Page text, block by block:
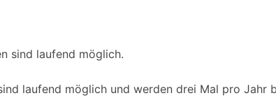
sind laufend möglich.
laufend möglich und werden drei Mal pro Jahr